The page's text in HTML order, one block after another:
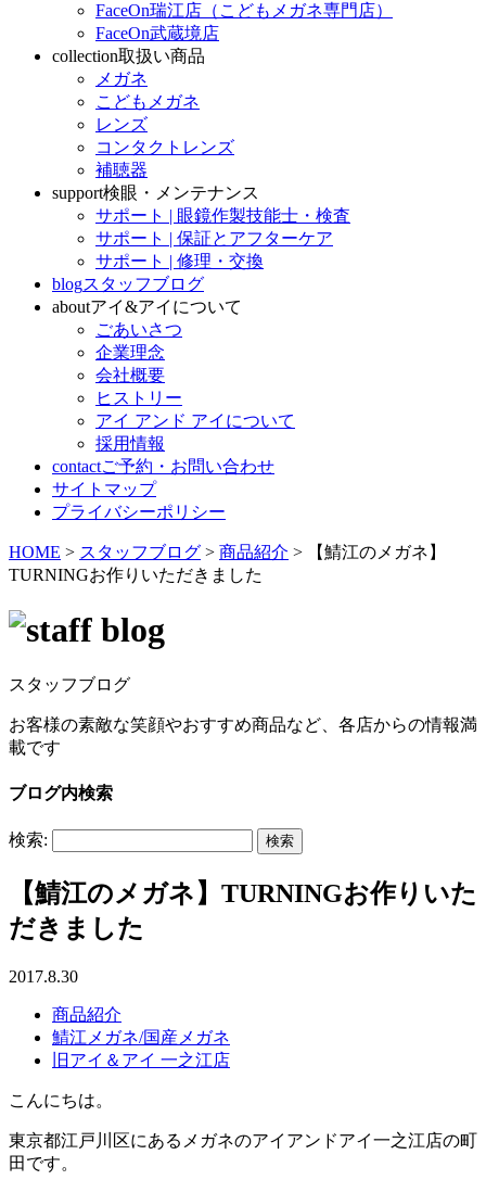
FaceOn瑞江店（こどもメガネ専門店）
FaceOn武蔵境店
collection取扱い商品
メガネ
こどもメガネ
レンズ
コンタクトレンズ
補聴器
support検眼・メンテナンス
サポート | 眼鏡作製技能士・検査
サポート | 保証とアフターケア
サポート | 修理・交換
blogスタッフブログ
aboutアイ&アイについて
ごあいさつ
企業理念
会社概要
ヒストリー
アイ アンド アイについて
採用情報
contactご予約・お問い合わせ
サイトマップ
プライバシーポリシー
HOME > スタッフブログ > 商品紹介 >
【鯖江のメガネ】
TURNINGお作りいただきました
スタッフブログ
お客様の素敵な笑顔やおすすめ商品など、各店からの情報満
載です
ブログ内検索
検索:
【鯖江のメガネ】TURNINGお作りいた
だきました
2017.8.30
商品紹介
鯖江メガネ/国産メガネ
旧アイ＆アイ 一之江店
こんにちは。
東京都江戸川区にあるメガネのアイアンドアイ一之江店の町
田です。